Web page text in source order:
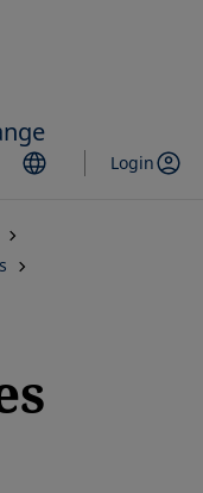
Login